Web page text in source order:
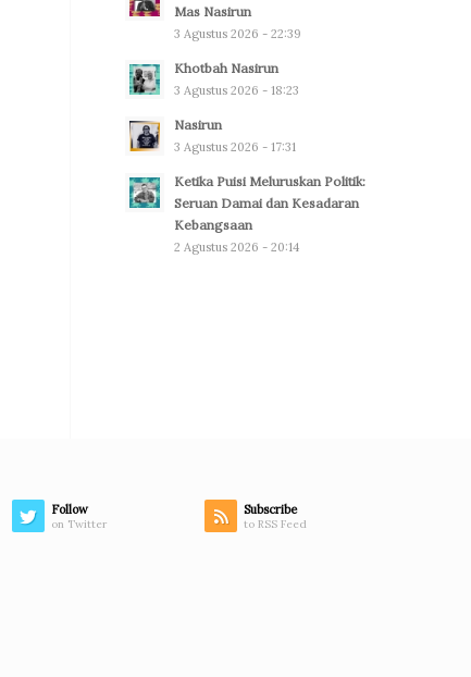
Mas Nasirun
3 Agustus 2026 - 22:39
Khotbah Nasirun
3 Agustus 2026 - 18:23
Nasirun
3 Agustus 2026 - 17:31
Ketika Puisi Meluruskan Politik:
Seruan Damai dan Kesadaran
Kebangsaan
2 Agustus 2026 - 20:14
Follow
on Twitter
Subscribe
to RSS Feed